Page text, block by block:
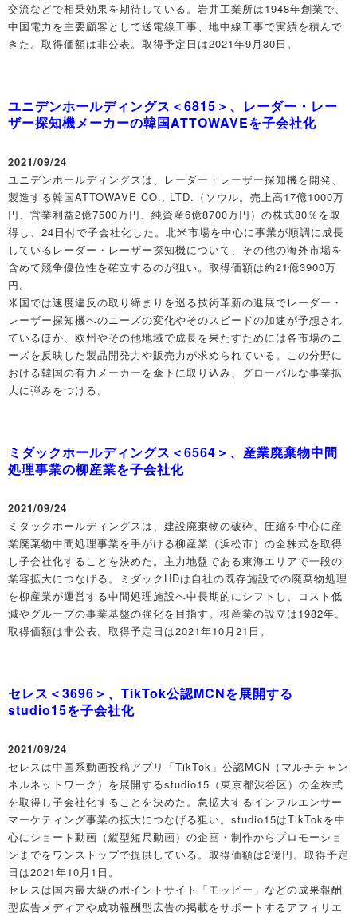
交流などで相乗効果を期待している。岩井工業所は1948年創業で、
中国電力を主要顧客として送電線工事、地中線工事で実績を積んで
きた。取得価額は非公表。取得予定日は2021年9月30日。
ユニデンホールディングス＜6815＞、レーダー・レー
ザー探知機メーカーの韓国ATTOWAVEを子会社化
2021/09/24
ユニデンホールディングスは、レーダー・レーザー探知機を開発、
製造する韓国ATTOWAVE CO., LTD.（ソウル。売上高17億1000万
円、営業利益2億7500万円、純資産6億8700万円）の株式80％を取
得し、24日付で子会社化した。北米市場を中心に事業が順調に成長
しているレーダー・レーザー探知機について、その他の海外市場を
含めて競争優位性を確立するのが狙い。取得価額は約21億3900万
円。
米国では速度違反の取り締まりを巡る技術革新の進展でレーダー・
レーザー探知機へのニーズの変化やそのスピードの加速が予想され
ているほか、欧州やその他地域で成長を果たすためには各市場のニ
ーズを反映した製品開発力や販売力が求められている。この分野に
おける韓国の有力メーカーを傘下に取り込み、グローバルな事業拡
大に弾みをつける。
ミダックホールディングス＜6564＞、産業廃棄物中間
処理事業の柳産業を子会社化
2021/09/24
ミダックホールディングスは、建設廃棄物の破砕、圧縮を中心に産
業廃棄物中間処理事業を手がける柳産業（浜松市）の全株式を取得
し子会社化することを決めた。主力地盤である東海エリアで一段の
業容拡大につなげる。ミダックHDは自社の既存施設での廃棄物処理
を柳産業が運営する中間処理施設へ中長期的にシフトし、コスト低
減やグループの事業基盤の強化を目指す。柳産業の設立は1982年。
取得価額は非公表。取得予定日は2021年10月21日。
セレス＜3696＞、TikTok公認MCNを展開する
studio15を子会社化
2021/09/24
セレスは中国系動画投稿アプリ「TikTok」公認MCN（マルチチャン
ネルネットワーク）を展開するstudio15（東京都渋谷区）の全株式
を取得し子会社化することを決めた。急拡大するインフルエンサー
マーケティング事業の拡大につなげる狙い。studio15はTikTokを中
心にショート動画（縦型短尺動画）の企画・制作からプロモーショ
ンまでをワンストップで提供している。取得価額は2億円。取得予定
日は2021年10月1日。
セレスは国内最大級のポイントサイト「モッピー」などの成果報酬
型広告メディアや成功報酬型広告の掲載をサポートするアフィリエ